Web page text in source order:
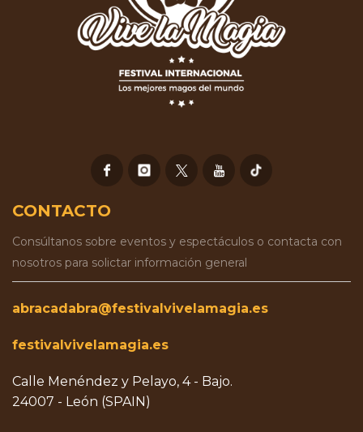
CONTACTO
Consúltanos sobre eventos y espectáculos o contacta con
nosotros para solictar información general
abracadabra@festivalvivelamagia.es
festivalvivelamagia.es
Calle Menéndez y Pelayo, 4 - Bajo.
24007 - León (SPAIN)